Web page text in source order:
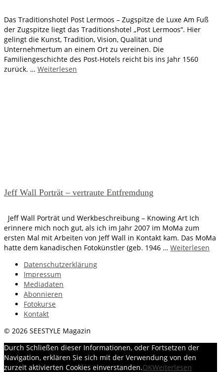
Das Traditionshotel Post Lermoos – Zugspitze de Luxe Am Fuß
der Zugspitze liegt das Traditionshotel „Post Lermoos“. Hier
gelingt die Kunst, Tradition, Vision, Qualität und
Unternehmertum an einem Ort zu vereinen. Die
Familiengeschichte des Post-Hotels reicht bis ins Jahr 1560
zurück. … Weiterlesen
Jeff Wall Porträt – vertraute Entfremdung
Jeff Wall Porträt und Werkbeschreibung – Knowing Art Ich
erinnere mich noch gut, als ich im Jahr 2007 im MoMa zum
ersten Mal mit Arbeiten von Jeff Wall in Kontakt kam. Das MoMa
hatte dem kanadischen Fotokünstler (geb. 1946 … Weiterlesen
Datenschutzerklärung
Impressum
Mediadaten
Abonnieren
Fotokurse
Kontakt
© 2026 SEESTYLE Magazin
Durch Schließen dieser Informationen, oder Fortsetzen der
Navigation, erklären Sie sich mit der Verwendung von den
zurzeit aktivierten Cookies einverstanden.OKWeiterlesen